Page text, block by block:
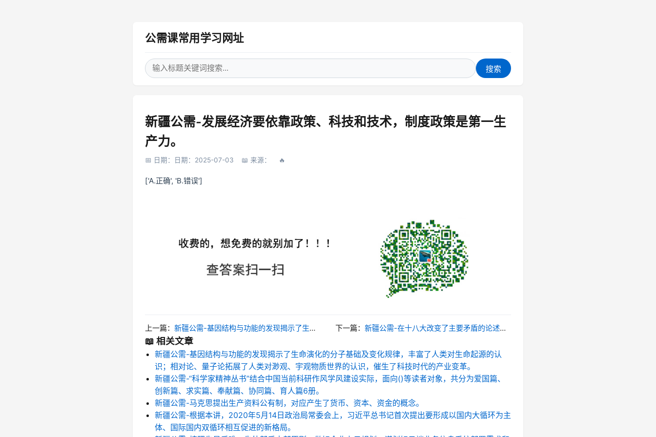
公需课常用学习网址
搜索
新疆公需-发展经济要依靠政策、科技和技术，制度政策是第一生
产力。
日期：日期：2025-07-03 来源：
['A.正确', 'B.错误']
上一篇： 新疆公需-基因结构与功能的发现揭示了生命演化的分子基础及变化规律，丰富了人类对生命起源的认识；相对论、量子论拓展了人类对渺观、宇观物质世界的认识，催生了科技时代的产业变革。 下一篇： 新疆公需-在十八大改变了主要矛盾的论述：人民对美好生活的向往同发展不平衡、不充分之间的矛盾是主要矛盾。
📖 相关文章
新疆公需-基因结构与功能的发现揭示了生命演化的分子基础及变化规律，丰富了人类对生命起源的认
识；相对论、量子论拓展了人类对渺观、宇观物质世界的认识，催生了科技时代的产业变革。
新疆公需-“科学家精神丛书”结合中国当前科研作风学风建设实际，面向()等读者对象，共分为爱国篇、
创新篇、求实篇、奉献篇、协同篇、育人篇6册。
新疆公需-马克思提出生产资料公有制，对应产生了货币、资本、资金的概念。
新疆公需-根据本讲，2020年5月14日政治局常委会上，习近平总书记首次提出要形成以国内大循环为主
体、国际国内双循环相互促进的新格局。